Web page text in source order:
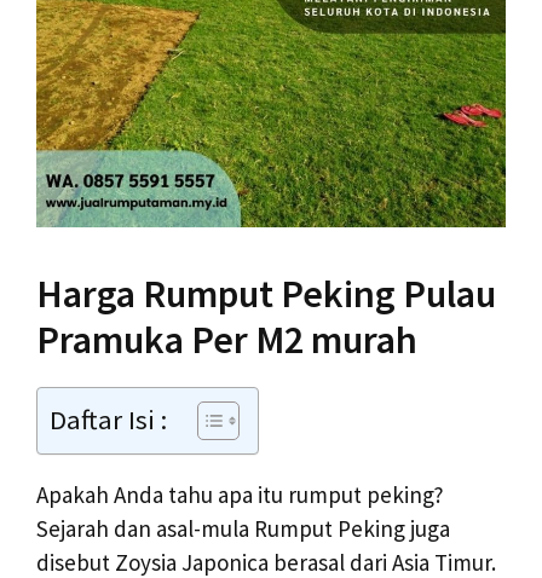
Harga Rumput Peking Pulau
Pramuka Per M2 murah
Daftar Isi :
Apakah Anda tahu apa itu rumput peking?
Sejarah dan asal-mula Rumput Peking juga
disebut Zoysia Japonica berasal dari Asia Timur.